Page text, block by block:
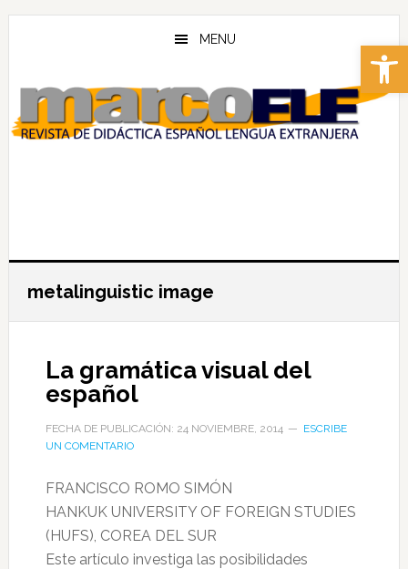
Abrir
Skip
content
Skip
MENU
metalinguistic image
La gramática visual del
español
FECHA DE PUBLICACIÓN: 24 NOVIEMBRE, 2014
ESCRIBE
UN COMENTARIO
FRANCISCO ROMO SIMÓN
HANKUK UNIVERSITY OF FOREIGN STUDIES
(HUFS), COREA DEL SUR
Este artículo investiga las posibilidades